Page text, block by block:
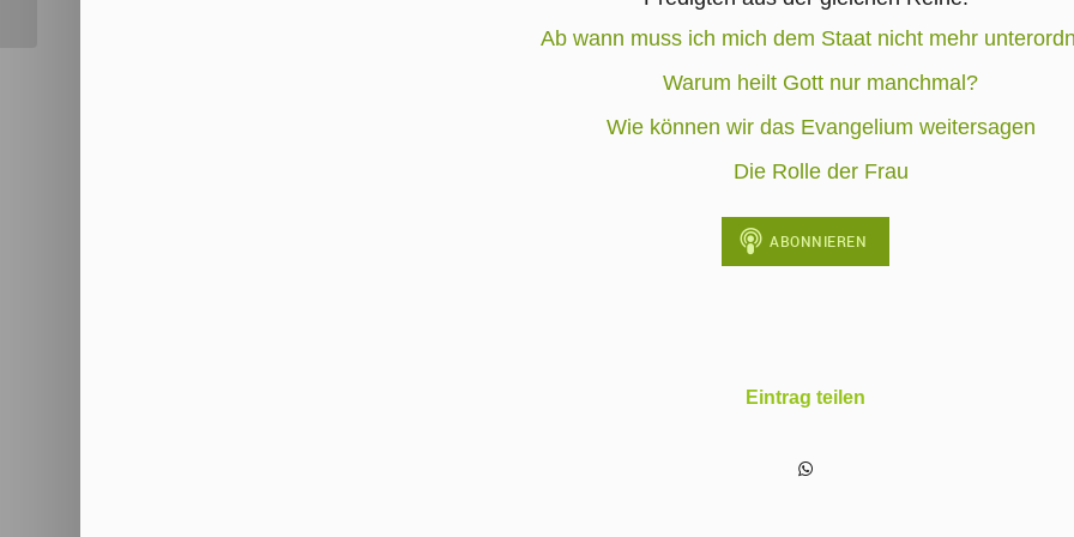
Ab wann muss ich mich dem Staat nicht mehr
Warum heilt Gott nur manchmal?
Wie können wir das Evangelium weitersagen
Die Rolle der Frau
Eintrag teilen